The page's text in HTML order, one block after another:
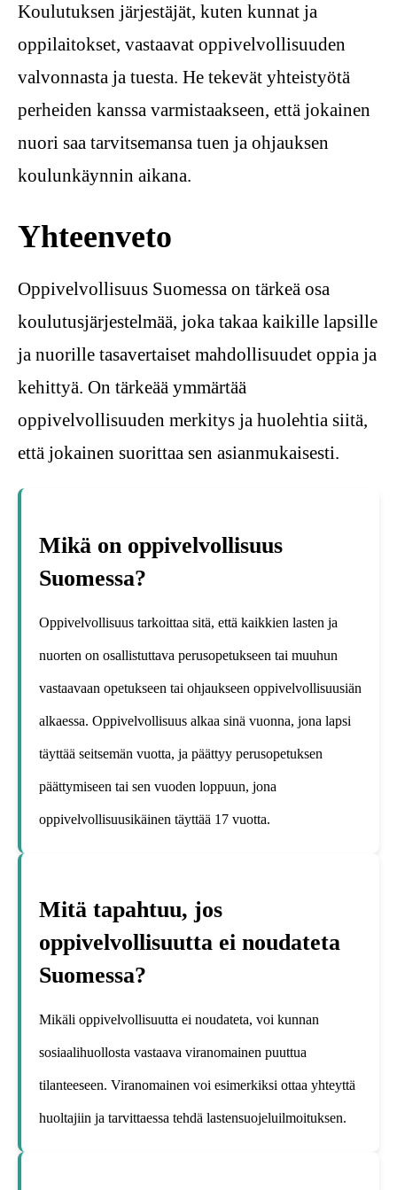
Koulutuksen järjestäjät, kuten kunnat ja
oppilaitokset, vastaavat oppivelvollisuuden
valvonnasta ja tuesta. He tekevät yhteistyötä
perheiden kanssa varmistaakseen, että jokainen
nuori saa tarvitsemansa tuen ja ohjauksen
koulunkäynnin aikana.
Yhteenveto
Oppivelvollisuus Suomessa on tärkeä osa
koulutusjärjestelmää, joka takaa kaikille lapsille
ja nuorille tasavertaiset mahdollisuudet oppia ja
kehittyä. On tärkeää ymmärtää
oppivelvollisuuden merkitys ja huolehtia siitä,
että jokainen suorittaa sen asianmukaisesti.
Mikä on oppivelvollisuus
Suomessa?
Oppivelvollisuus tarkoittaa sitä, että kaikkien lasten ja
nuorten on osallistuttava perusopetukseen tai muuhun
vastaavaan opetukseen tai ohjaukseen oppivelvollisuusiän
alkaessa. Oppivelvollisuus alkaa sinä vuonna, jona lapsi
täyttää seitsemän vuotta, ja päättyy perusopetuksen
päättymiseen tai sen vuoden loppuun, jona
oppivelvollisuusikäinen täyttää 17 vuotta.
Mitä tapahtuu, jos
oppivelvollisuutta ei noudateta
Suomessa?
Mikäli oppivelvollisuutta ei noudateta, voi kunnan
sosiaalihuollosta vastaava viranomainen puuttua
tilanteeseen. Viranomainen voi esimerkiksi ottaa yhteyttä
huoltajiin ja tarvittaessa tehdä lastensuojeluilmoituksen.